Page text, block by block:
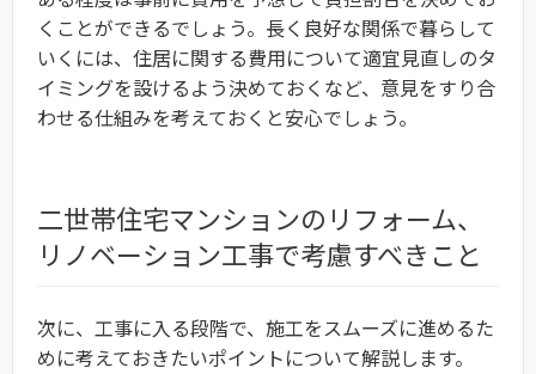
くことができるでしょう。長く良好な関係で暮らして
いくには、住居に関する費用について適宜見直しのタ
イミングを設けるよう決めておくなど、意見をすり合
わせる仕組みを考えておくと安心でしょう。
二世帯住宅マンションのリフォーム、
リノベーション工事で考慮すべきこと
次に、工事に入る段階で、施工をスムーズに進めるた
めに考えておきたいポイントについて解説します。